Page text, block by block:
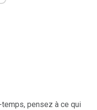
pensez à ce qui